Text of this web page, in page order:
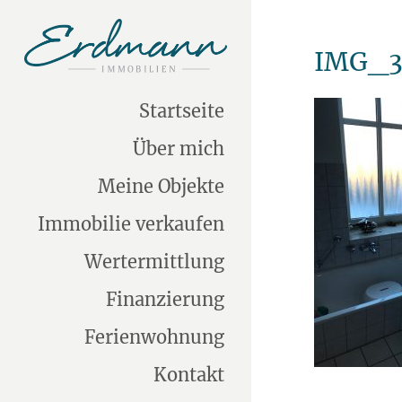
Startseite
Über mich
Meine Objekte
Immobilie verkaufen
Wertermittlung
Finanzierung
Ferienwohnung
Kontakt